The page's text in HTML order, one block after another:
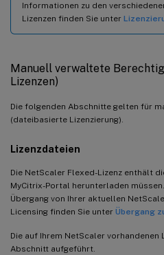
Informationen zu den
Lizenzen finden Sie unter
Manuell verwaltete
Lizenzen)
Die folgenden Abschnitte gelten für
(dateibasierte Lizenzierung).
Lizenzdateien
Die NetScaler Flexed-Lizenz enthält
MyCitrix-Portal herunterladen
Übergang von Ihrer aktuellen
Licensing finden Sie unter Übergang
Die auf Ihrem NetScaler vorhandenen
Abschnitt aufgeführt.